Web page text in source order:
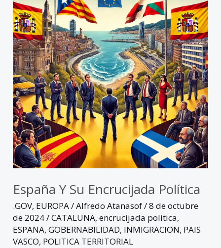
España Y Su Encrucijada Política
.GOV, EUROPA/Alfredo Atanasof/8 de octubre
de 2024/CATALUNA,encrucijada politica,
ESPANA,GOBERNABILIDAD, INMIGRACION, PAIS
VASCO, POLITICA TERRITORIAL
su
encrucijada
política